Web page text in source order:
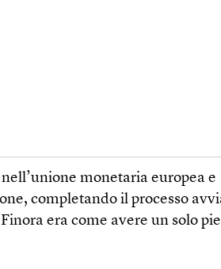
monetaria europea e
completando il processo
era come avere un solo